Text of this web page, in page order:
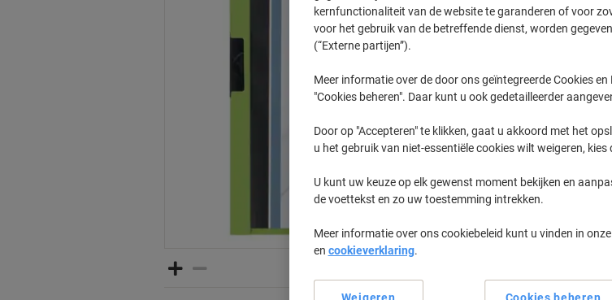
Koop
1-24
kernfunctionaliteit van de website te garanderen of voor
voor het gebruik van de betreffende dienst, worden
(“Externe partijen”).
Meer informatie over de door ons geïntegreerde Cookies
"Cookies beheren". Daar kunt u ook gedetailleerder
Door op "Accepteren" te klikken, gaat u akkoord met het
u het gebruik van niet-essentiële cookies wilt weigeren, kies
U kunt uw keuze op elk gewenst moment bekijken en
de voettekst en zo uw toestemming intrekken.
Meer informatie over ons cookiebeleid kunt u vinden in onze
en cookieverklaring.